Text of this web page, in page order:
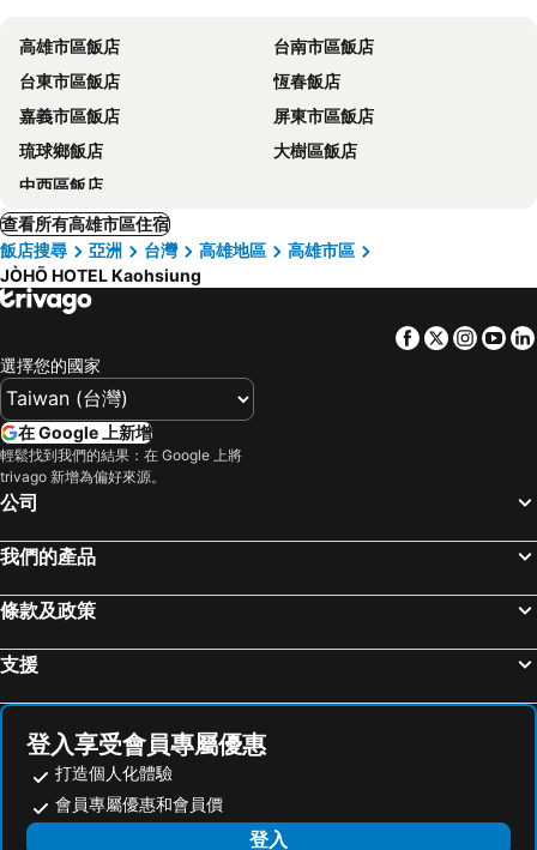
高雄市區飯店
台南市區飯店
台東市區飯店
恆春飯店
嘉義市區飯店
屏東市區飯店
琉球鄉飯店
大樹區飯店
中西區飯店
查看所有高雄市區住宿
飯店搜尋
亞洲 台灣 高雄地區
高雄市區
JÒHŌ HOTEL Kaohsiung
Facebook
Twitter
選擇您的國家
在 Google 上新增
輕鬆找到我們的結果：在 Google 上將
trivago 新增為偏好來源。
公司
我們的產品
條款及政策
支援
登入享受會員專屬優惠
打造個人化體驗
會員專屬優惠和會員價
登入